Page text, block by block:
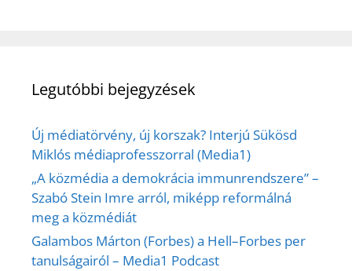
Legutóbbi bejegyzések
Új médiatörvény, új korszak? Interjú Sükösd
Miklós médiaprofesszorral (Media1)
„A közmédia a demokrácia immunrendszere” –
Szabó Stein Imre arról, miképp reformálná
meg a közmédiát
Galambos Márton (Forbes) a Hell–Forbes per
tanulságairól – Media1 Podcast